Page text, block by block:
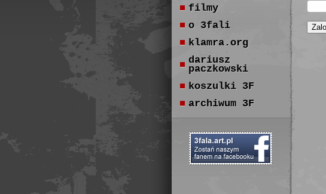
filmy
o 3fali
klamra.org
dariusz
paczkowski
koszulki 3F
archiwum 3F